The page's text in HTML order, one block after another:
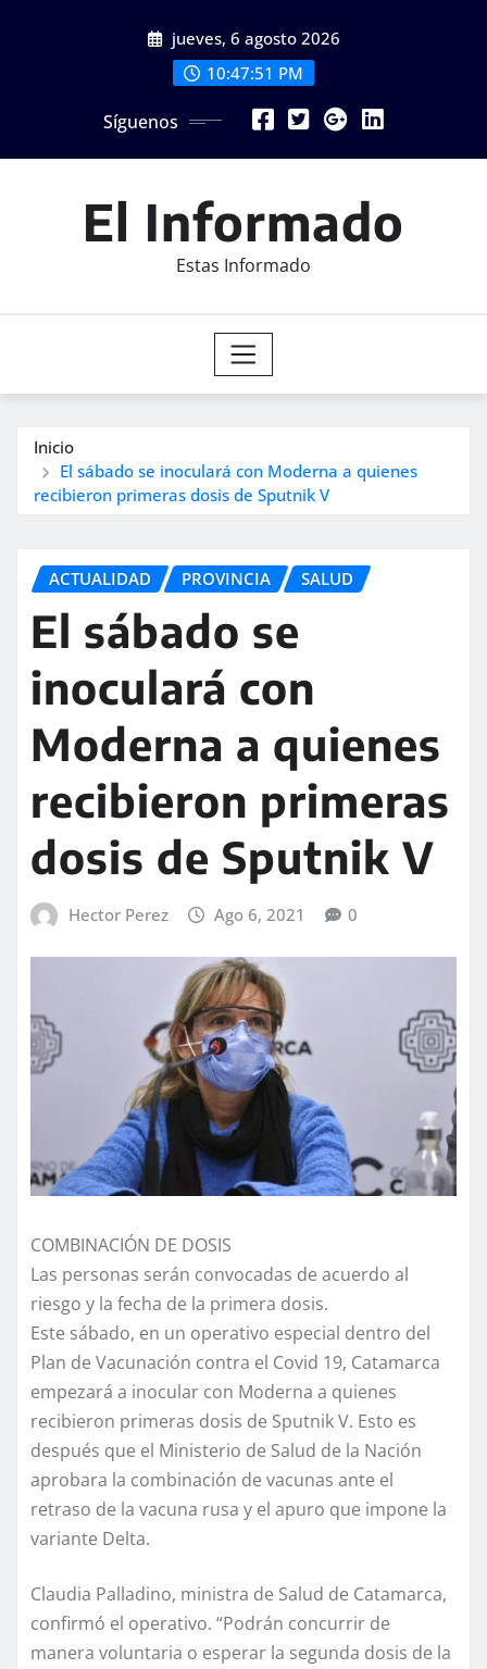
jueves, 6 agosto 2026
10:47:53 PM
Síguenos
El Informado
Estas Informado
Inicio
El sábado se inoculará con Moderna a quienes
recibieron primeras dosis de Sputnik V
ACTUALIDAD PROVINCIA SALUD
El sábado se
inoculará con
Moderna a quienes
recibieron primeras
dosis de Sputnik V
Hector Perez Ago 6, 2021 0
COMBINACIÓN DE DOSIS
Las personas serán convocadas de acuerdo al
riesgo y la fecha de la primera dosis.
Este sábado, en un operativo especial dentro del
Plan de Vacunación contra el Covid 19, Catamarca
empezará a inocular con Moderna a quienes
recibieron primeras dosis de Sputnik V. Esto es
después que el Ministerio de Salud de la Nación
aprobara la combinación de vacunas ante el
retraso de la vacuna rusa y el apuro que impone la
variante Delta.
Claudia Palladino, ministra de Salud de Catamarca,
confirmó el operativo. “Podrán concurrir de
manera voluntaria o esperar la segunda dosis de la